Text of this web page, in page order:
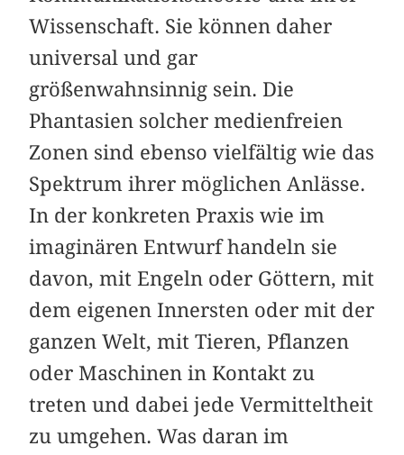
Wissenschaft. Sie können daher
universal und gar
größenwahnsinnig sein. Die
Phantasien solcher medienfreien
Zonen sind ebenso vielfältig wie das
Spektrum ihrer möglichen Anlässe.
In der konkreten Praxis wie im
imaginären Entwurf handeln sie
davon, mit Engeln oder Göttern, mit
dem eigenen Innersten oder mit der
ganzen Welt, mit Tieren, Pflanzen
oder Maschinen in Kontakt zu
treten und dabei jede Vermitteltheit
zu umgehen. Was daran im